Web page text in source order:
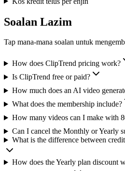
Soalan Lazim
Tap mana-mana soalan untuk
How does ClipTrend pricing work?
Is ClipTrend free or paid?
How much does an AI video
What does the membership include?
How many videos can I make with
Can I cancel the Monthly or Yearly
What is the difference between
How does the Yearly plan discount